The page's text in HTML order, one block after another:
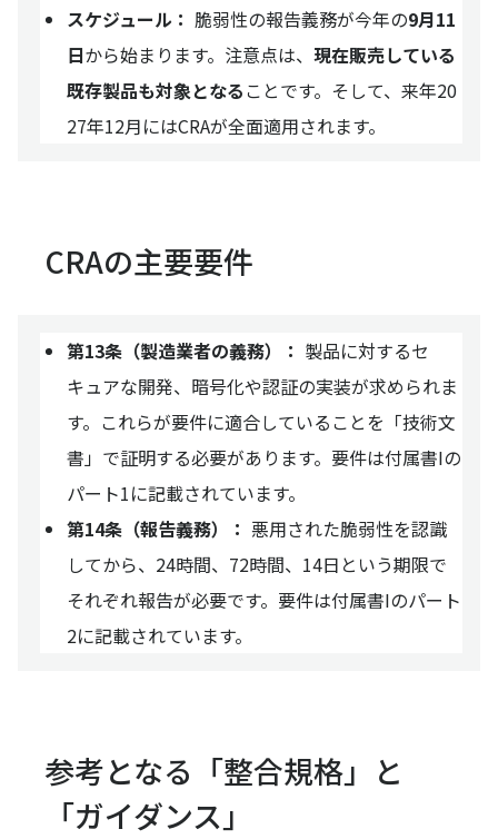
スケジュール： 脆弱性の報告義務が今年の9月11
日から始まります。注意点は、 現在販売している
既存製品も対象となる ことです。そして、来年20
27年12月にはCRAが全面適用されます。
CRAの主要要件
第13条（製造業者の義務）： 製品に対するセ
キュアな開発、暗号化や認証の実装が求められま
す。これらが要件に適合していることを「技術文
書」で証明する必要があります。要件は付属書Iの
パート1に記載されています。
第14条（報告義務）： 悪用された脆弱性を認識
してから、24時間、72時間、14日という期限で
それぞれ報告が必要です。要件は付属書Iのパート
2に記載されています。
参考となる「整合規格」と
「ガイダンス」